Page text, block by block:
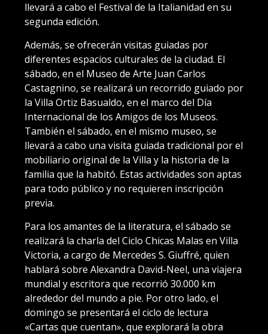
llevará a cabo el Festival de la Italianidad en su
segunda edición.
Además, se ofrecerán visitas guiadas por
diferentes espacios culturales de la ciudad. El
sábado, en el Museo de Arte Juan Carlos
Castagnino, se realizará un recorrido guiado por
la Villa Ortiz Basualdo, en el marco del Día
Internacional de los Amigos de los Museos.
También el sábado, en el mismo museo, se
llevará a cabo una visita guiada tradicional por el
mobiliario original de la Villa y la historia de la
familia que la habitó. Estas actividades son aptas
para todo público y no requieren inscripción
previa.
Para los amantes de la literatura, el sábado se
realizará la charla del Ciclo Chicas Malas en Villa
Victoria, a cargo de Mercedes S. Giuffré, quien
hablará sobre Alexandra David-Neel, una viajera
mundial y escritora que recorrió 30.000 km
alrededor del mundo a pie. Por otro lado, el
domingo se presentará el ciclo de lectura
«Cartas que cuentan», que explorará la obra